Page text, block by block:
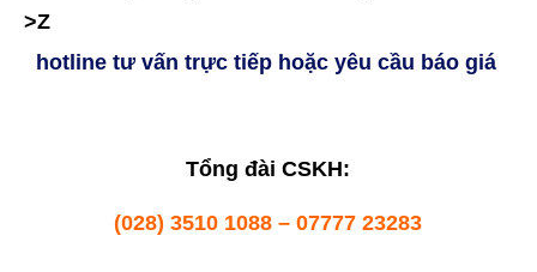
>Z
hotline tư vấn trực tiếp hoặc yêu cầu báo giá
Tổng đài CSKH:
(028) 3510 1088 – 07777 23283